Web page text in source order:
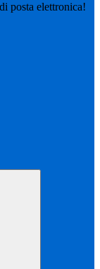
posta elettronica!